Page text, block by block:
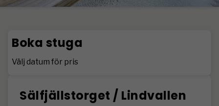
Sälfjällstorget / Lindvallen
Boka stuga
Välj datum för pris